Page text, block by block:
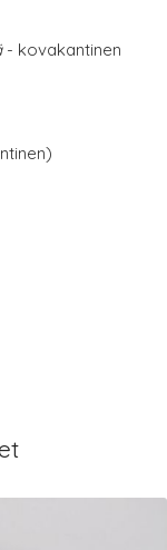
- kovakantinen